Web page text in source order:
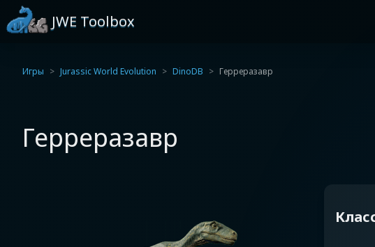
JWE Toolbox
Игры Jurassic World Evolution DinoDB Герреразавр
Герреразавр